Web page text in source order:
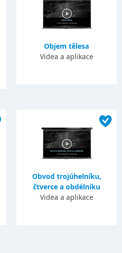
Objem tělesa
Videa a aplikace
Obvod trojúhelníku,
čtverce a obdélníku
Videa a aplikace